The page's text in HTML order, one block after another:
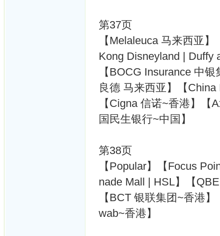
第37页
【Melaleuca 马来西亚
Kong Disneyland | Duffy
【BOCG Insurance 中
良德 马来西亚】【
【Cigna 信诺~香港】
国民生银行~中国】
第38页
【Popular】【Focus
nade Mall | HSL】【
【BCT 银联集团~香港
wab~香港】